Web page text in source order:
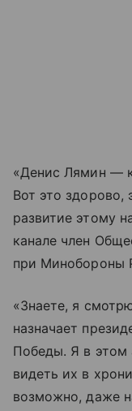
«Денис Лямин —
Вот это здорово,
развитие этому
канале член
при Минобороны
«Знаете, я
назначает
Победы. Я в этом
видеть их в
возможно, даже